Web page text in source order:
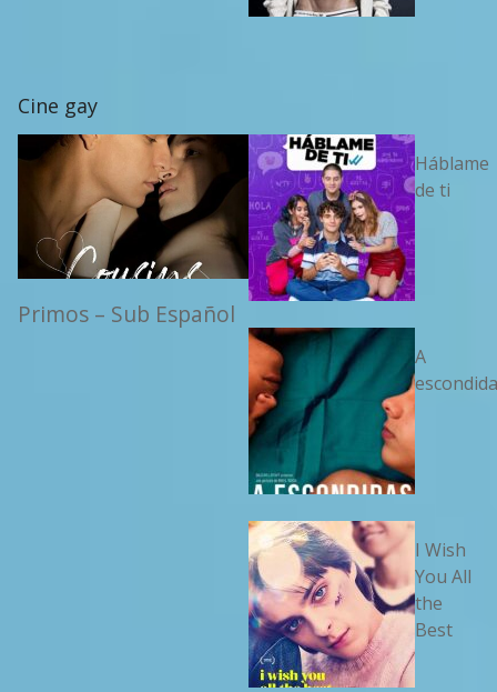
Cine gay
Primos – Sub Español
Háblame
de ti
A
I Wish
You All
the
Best